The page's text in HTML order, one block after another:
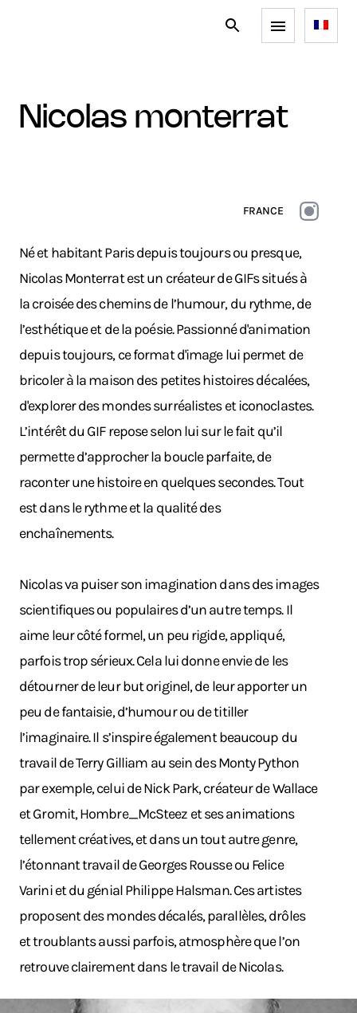
nicolas monterrat
FRANCE
Né et habitant Paris depuis toujours ou presque,
Nicolas Monterrat est un créateur de GIFs situés à
la croisée des chemins de l’humour, du rythme, de
l’esthétique et de la poésie. Passionné d'animation
depuis toujours, ce format d'image lui permet de
bricoler à la maison des petites histoires décalées,
d'explorer des mondes surréalistes et iconoclastes.
L’intérêt du GIF repose selon lui sur le fait qu’il
permette d’approcher la boucle parfaite, de
raconter une histoire en quelques secondes. Tout
est dans le rythme et la qualité des
enchaînements.
Nicolas va puiser son imagination dans des images
scientifiques ou populaires d’un autre temps. Il
aime leur côté formel, un peu rigide, appliqué,
parfois trop sérieux. Cela lui donne envie de les
détourner de leur but originel, de leur apporter un
peu de fantaisie, d’humour ou de titiller
l’imaginaire. Il s’inspire également beaucoup du
travail de Terry Gilliam au sein des Monty Python
par exemple, celui de Nick Park, créateur de Wallace
et Gromit, Hombre_McSteez et ses animations
tellement créatives, et dans un tout autre genre,
l’étonnant travail de Georges Rousse ou Felice
Varini et du génial Philippe Halsman. Ces artistes
proposent des mondes décalés, parallèles, drôles
et troublants aussi parfois, atmosphère que l’on
retrouve clairement dans le travail de Nicolas.